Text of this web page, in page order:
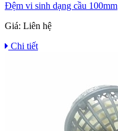
Đệm vi sinh dạng cầu 100mm
Giá: Liên hệ
Chi tiết